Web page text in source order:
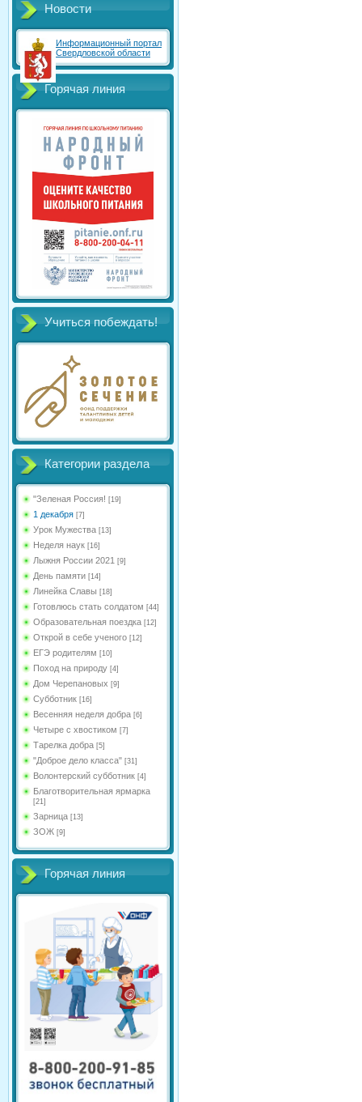
Новости
Информационный портал
Свердловской области
Горячая линия
Учиться побеждать!
Категории раздела
"Зеленая Россия! [19]
1 декабря [7]
Урок Мужества [13]
Неделя наук [16]
Лыжня России 2021 [9]
День памяти [14]
Линейка Славы [18]
Готовлюсь стать солдатом [44]
Образовательная поездка [12]
Открой в себе ученого [12]
ЕГЭ родителям [10]
Поход на природу [4]
Дом Черепановых [9]
Субботник [16]
Весенняя неделя добра [6]
Четыре с хвостиком [7]
Тарелка добра [5]
"Доброе дело класса" [31]
Волонтерский субботник [4]
Благотворительная ярмарка
[21]
Зарница [13]
ЗОЖ [9]
Горячая линия